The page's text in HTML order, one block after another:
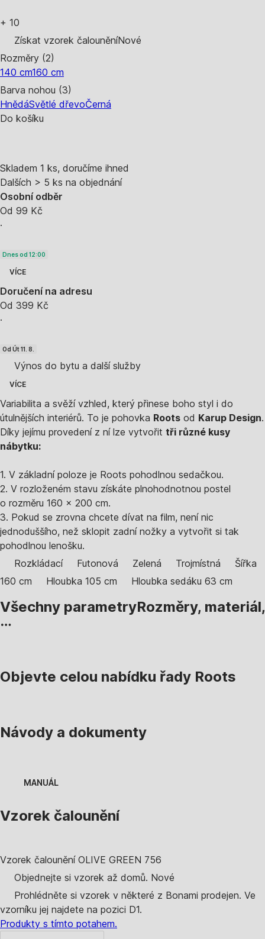
+ 10
Získat vzorek čalouněníNové
Rozměry (2)
140 cm160 cm
Barva nohou (3)
HnědáSvětlé dřevoČerná
Do košíku
Skladem 1 ks, doručíme ihned
Dalších > 5 ks na objednání
Osobní odběr
Od 99 Kč
·
Dnes od 12:00
VÍCE
Doručení na adresu
Od 399 Kč
·
Od Út 11. 8.
Výnos do bytu a další služby
VÍCE
Variabilita a svěží vzhled, který přinese boho styl i do
útulnějších interiérů. To je pohovka Roots od Karup Design.
Díky jejímu provedení z ní lze vytvořit tři různé kusy
nábytku:
1. V základní poloze je Roots pohodlnou sedačkou.
2. V rozloženém stavu získáte plnohodnotnou postel
o rozměru 160 x 200 cm.
3. Pokud se zrovna chcete dívat na film, není nic
jednoduššího, než sklopit zadní nožky a vytvořit si tak
pohodlnou lenošku.
Rozkládací
Futonová Zelená Trojmístná
Šířka
160 cm
Hloubka 105 cm Hloubka sedáku 63 cm
Všechny parametryRozměry, materiál,
…
Objevte celou nabídku řady Roots
Návody a dokumenty
MANUÁL
Vzorek čalounění
Vzorek čalounění OLIVE GREEN 756
Objednejte si vzorek až domů. Nové
Prohlédněte si vzorek v některé z Bonami prodejen. Ve
vzorníku jej najdete na pozici D1.
Produkty s tímto potahem.